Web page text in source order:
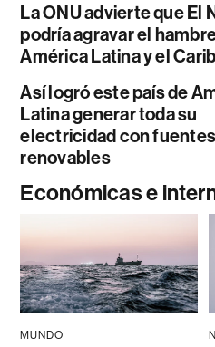
La ONU advierte que El
podría agravar el
América Latina y el
Así logró este país de
Latina generar toda su
electricidad con
renovables
Económicas e
MUNDO